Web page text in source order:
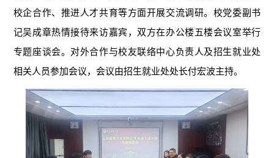
校企合作、推进人才共育等方面开展交流调研。校党委副书
记吴成章热情接待来访嘉宾，双方在办公楼五楼会议室举行
专题座谈会。对外合作与校友联络中心负责人及招生就业处
相关人员参加会议，会议由招生就业处处长付宏波主持。